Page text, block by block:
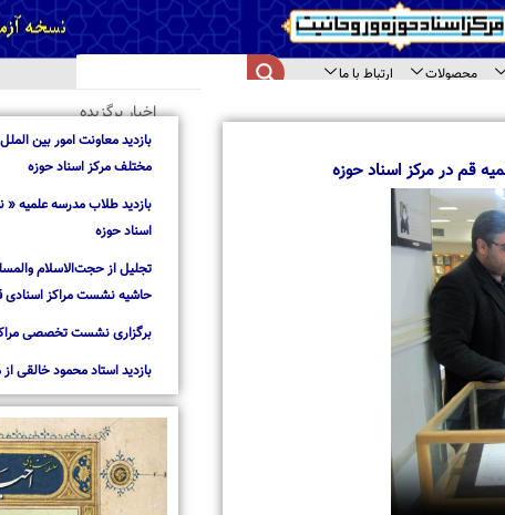
محصولات
ارتباط با ما
در مرکز اسناد حوزه
اخبار برگزیده
بازدید معاونت امور بین الملل
مختلف مرکز اسناد حوزه
بازدید طلاب مدرسه علمیه «
اسناد حوزه
تجلیل از حجت‌الاسلام
حاشیه نشست مراکز اسنادی قم
برگزاری نشست تخصصی مراکز
بازدید استاد محمود خالقی از